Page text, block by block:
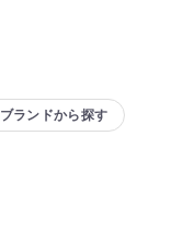
ブランドから探す